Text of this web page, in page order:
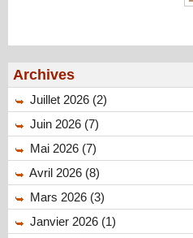
Archives
Juillet 2026 (2)
Juin 2026 (7)
Mai 2026 (7)
Avril 2026 (8)
Mars 2026 (3)
Janvier 2026 (1)